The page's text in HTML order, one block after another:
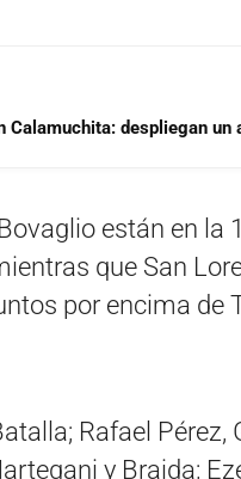
Calamuchita: despliegan
están en la
que San
por encima de
Rafael Pérez,
y Braida;